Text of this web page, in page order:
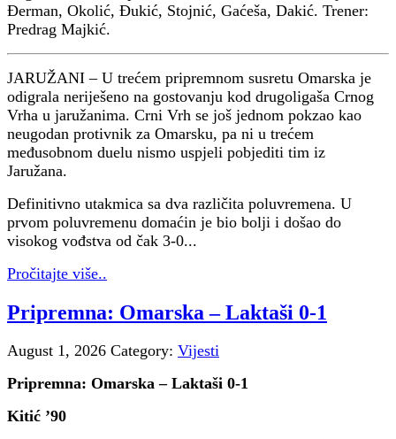
Đerman, Okolić, Đukić, Stojnić, Gaćeša, Dakić. Trener:
Predrag Majkić.
JARUŽANI – U trećem pripremnom susretu Omarska je
odigrala neriješeno na gostovanju kod drugoligaša Crnog
Vrha u jaružanima. Crni Vrh se još jednom pokzao kao
neugodan protivnik za Omarsku, pa ni u trećem
međusobnom duelu nismo uspjeli pobjediti tim iz
Jaružana.
Definitivno utakmica sa dva različita poluvremena. U
prvom poluvremenu domaćin je bio bolji i došao do
visokog vođstva od čak 3-0...
Pročitajte više..
Pripremna: Omarska – Laktaši 0-1
August 1, 2026 Category: Vijesti
Pripremna: Omarska – Laktaši 0-1
Kitić ’90